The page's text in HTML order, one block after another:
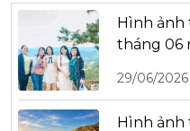
Hình ảnh
tháng 06
29/06/2026
Hình ảnh